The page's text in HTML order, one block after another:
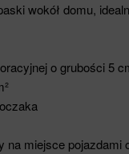
wokół domu,
o grubości 5
na miejsce pojazdami